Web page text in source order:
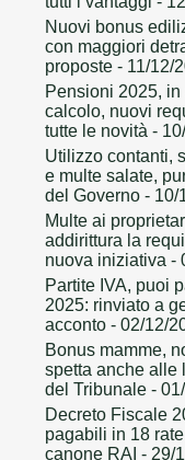
Nuovi bonus
con maggiori
proposte - 11/12/
Pensioni 2025,
calcolo, nuovi
tutte le novità -
Utilizzo contanti,
e multe salate,
del Governo - 10/
Multe ai
addirittura la
nuova iniziativa -
Partite IVA, puoi
2025: rinviato a
acconto - 02/12/
Bonus mamme,
spetta anche alle
del Tribunale -
Decreto Fiscale
pagabili in 18
canone RAI - 29/